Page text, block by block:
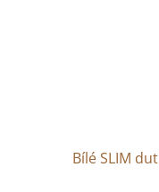
Bílé SLIM